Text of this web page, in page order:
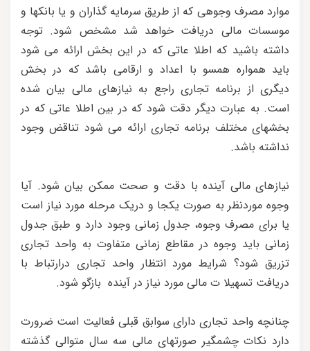
موارد مصرف وجوهی که از طریق سرمایه گذاران و یا بانکها و
موسسات مالی دریافت خواهد شد مشخص شود. توجه
داشته باشید که اطلا عاتی که در این بخش ارائه می شود
باید همواره همسو با اعداد و ارقامی باشد که در بخش
دیگری از برنامه تجاری راجع به نیازهای مالی بیان شده
است. به عبارت دیگر دقت شود که در بین اطلا عاتی که در
بخشهای مختلف برنامه تجاری ارائه می شود تناقض وجود
نداشته باشد.
نیازهای مالی آینده با دقت و صحت ممکن بیان شود. آیا
وجوه موردنظر به صورت یکجا و دریک مرحله مورد نیاز است
یا برای مصرف وجوه، جدول زمانی وجود دارد و طبق جدول
زمانی باید وجوه در مقاطع زمانی متفاوت به واحد تجاری
تزریق شود؟ شرایط مورد انتظار واحد تجاری درارتباط با
دریافت تسهیلا ت مالی مورد نیاز در آینده بازگو شود.
چنانچه واحد تجاری دارای سوابق قبلی فعالیت است ضرورت
دارد نکات چشمگیر صورتهای مالی سه سال متوالی گذشته